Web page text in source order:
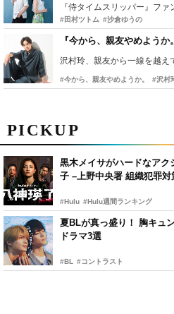
PICKUP
黒木メイサがハードなアク
子 –上野中央署 組織犯罪対
#Hulu #Hulu週間ランキング
夏BLが真っ盛り！ 胸キュ
ドラマ3選
#BL #コントラスト
#田村ツトム #沙倉ゆうの
『今から、親友やめよう
沢村玲、親友から一線を越
#今から、親友やめようか。 #沢村